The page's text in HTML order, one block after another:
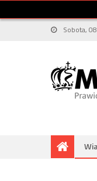
Sobota,